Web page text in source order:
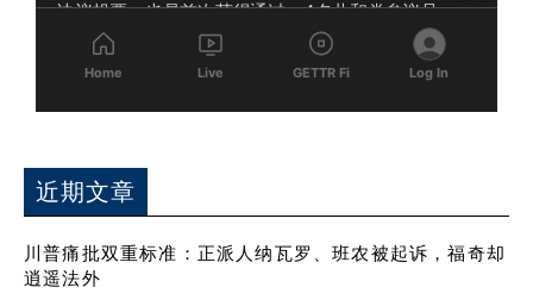
近期文章
川普痛批双重标准：正派人纳瓦罗、班农被起诉，福奇却
逍遥法外